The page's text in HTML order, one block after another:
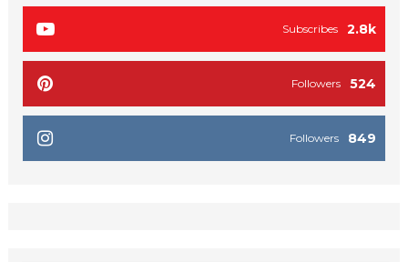
2.8k
Subscribes
524
Followers
849
Followers